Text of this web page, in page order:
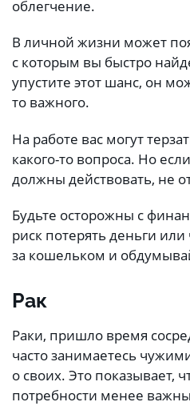
облегчение.
В личной жизни может
с которым вы быстро
упустите этот шанс, он
то важного.
На работе вас могут
какого-то вопроса. Но
должны действовать, не
Будьте осторожны с
риск потерять деньги
за кошельком и
Рак
Раки, пришло время
часто занимаетесь
о своих. Это показывает,
потребности менее